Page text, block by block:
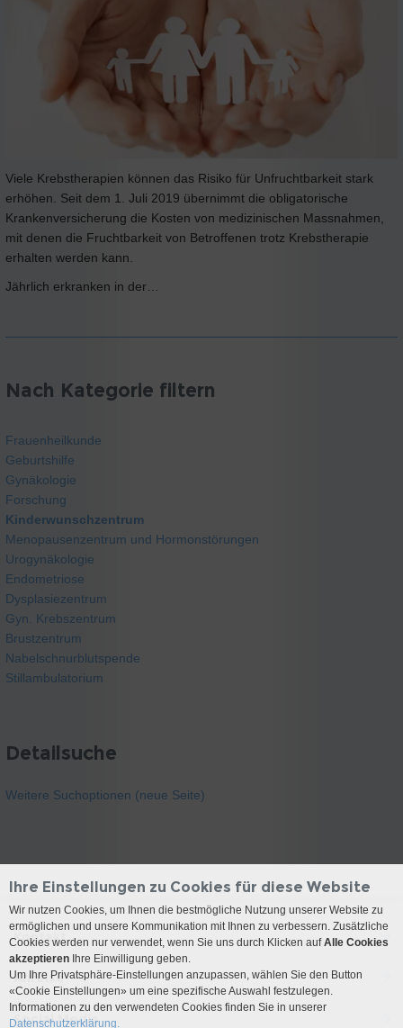
Viele Krebstherapien können das Risiko für Unfruchtbarkeit stark
erhöhen. Seit dem 1. Juli 2019 übernimmt die obligatorische
Krankenversicherung die Kosten von medizinischen Massnahmen,
mit denen die Fruchtbarkeit von Betroffenen trotz Krebstherapie
erhalten werden kann.
Jährlich erkranken in der…
Nach Kategorie filtern
Frauenheilkunde
Geburtshilfe
Gynäkologie
Forschung
Kinderwunschzentrum
Menopausenzentrum und Hormonstörungen
Urogynäkologie
Endometriose
Dysplasiezentrum
Gyn. Krebszentrum
Brustzentrum
Nabelschnurblutspende
Stillambulatorium
Detailsuche
Weitere Suchoptionen (neue Seite)
Kontakt
Anreise
Social Media
Ihre Einstellungen zu Cookies für diese Website
Wir nutzen Cookies, um Ihnen die bestmögliche Nutzung unserer Website zu
ermöglichen und unsere Kommunikation mit Ihnen zu verbessern. Zusätzliche
Cookies werden nur verwendet, wenn Sie uns durch Klicken aufAlle Cookies
akzeptieren Ihre Einwilligung geben.
Um Ihre Privatsphäre-Einstellungen anzupassen, wählen Sie den Button
«Cookie Einstellungen» um eine spezifische Auswahl festzulegen.
Informationen zu den verwendeten Cookies finden Sie in unserer
Datenschutzerklärung.